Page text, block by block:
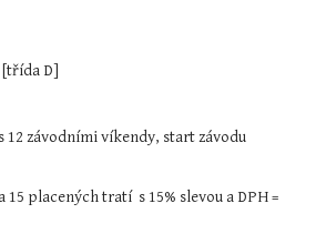
[třída D]
12 závodními víkendy, start závodu